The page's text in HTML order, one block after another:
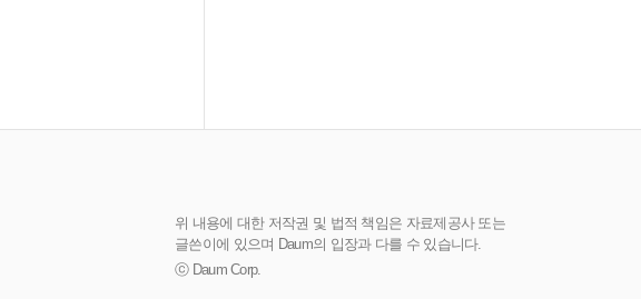
위 내용에 대한 저작권 및 법적 책임은 자료제공사 또는
글쓴이에 있으며 Daum의 입장과 다를 수 있습니다.
ⓒ Daum Corp.